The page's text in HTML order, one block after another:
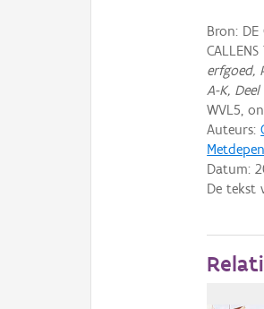
Bron: DE
erfgoed,
A-K,
WVL5,
Auteurs:
Datum:
De tekst